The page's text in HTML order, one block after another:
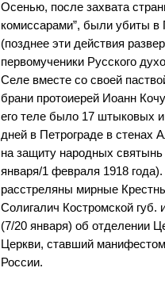
Осенью, после захвата
комиссарами”, были убиты в
(позднее эти действия
первомученики Русского
Селе вместе со своей
брани протоиерей Иоанн
его теле было 17 штыковых
дней в Петрограде в стенах
на защиту народных
января/1 февраля 1918
расстреляны мирные
Солигалич Костромской губ.
(7/20 января) об отделении
Церкви, ставший
России.